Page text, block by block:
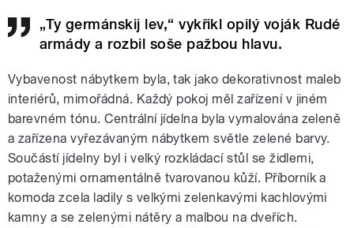
„Ty germánskij lev,“ vykřikl opilý voják Rudé
armády a rozbil soše pažbou hlavu.
Vybavenost nábytkem byla, tak jako dekorativnost maleb
interiérů, mimořádná. Každý pokoj měl zařízení v jiném
barevném tónu. Centrální jídelna byla vymalována zeleně
a zařízena vyřezávaným nábytkem světle zelené barvy.
Součástí jídelny byl i velký rozkládací stůl se židlemi,
potaženými ornamentálně tvarovanou kůží. Příborník a
komoda zcela ladily s velkými zelenkavými kachlovými
kamny a se zelenými nátěry a malbou na dveřích.